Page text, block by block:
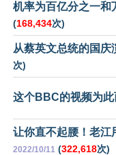
机率为百亿分之一和
(168,434次)
从蔡英文总统的国庆
次)
这个BBC的视频为
让你直不起腰！老江
2022/10/11 (322,618次)